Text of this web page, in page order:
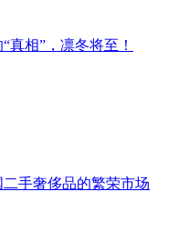
真相”，凛冬将至！
手奢侈品的繁荣市场